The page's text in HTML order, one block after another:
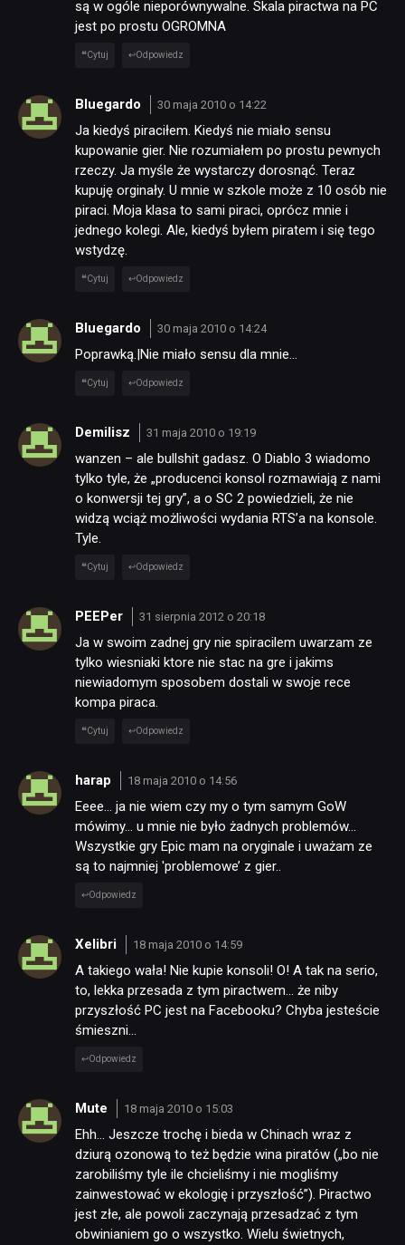
są w ogóle nieporównywalne. Skala piractwa na PC
jest po prostu OGROMNA
Cytuj Odpowiedz
Bluegardo 30 maja 2010 o 14:22
Ja kiedyś piraciłem. Kiedyś nie miało sensu
kupowanie gier. Nie rozumiałem po prostu pewnych
rzeczy. Ja myśle że wystarczy dorosnąć. Teraz
kupuję orginały. U mnie w szkole może z 10 osób nie
piraci. Moja klasa to sami piraci, oprócz mnie i
jednego kolegi. Ale, kiedyś byłem piratem i się tego
wstydzę.
Cytuj Odpowiedz
Bluegardo 30 maja 2010 o 14:24
Poprawką.|Nie miało sensu dla mnie…
Cytuj Odpowiedz
Demilisz 31 maja 2010 o 19:19
wanzen – ale bullshit gadasz. O Diablo 3 wiadomo
tylko tyle, że „producenci konsol rozmawiają z nami
o konwersji tej gry”, a o SC 2 powiedzieli, że nie
widzą wciąż możliwości wydania RTS’a na konsole.
Tyle.
Cytuj Odpowiedz
PEEPer 31 sierpnia 2012 o 20:18
Ja w swoim zadnej gry nie spiracilem uwarzam ze
tylko wiesniaki ktore nie stac na gre i jakims
niewiadomym sposobem dostali w swoje rece
kompa piraca.
Cytuj Odpowiedz
harap 18 maja 2010 o 14:56
Eeee… ja nie wiem czy my o tym samym GoW
mówimy… u mnie nie było żadnych problemów…
Wszystkie gry Epic mam na oryginale i uważam ze
są to najmniej 'problemowe’ z gier..
Odpowiedz
Xelibri 18 maja 2010 o 14:59
A takiego wała! Nie kupie konsoli! O! A tak na serio,
to, lekka przesada z tym piractwem… że niby
przyszłość PC jest na Facebooku? Chyba jesteście
śmieszni…
Odpowiedz
Mute 18 maja 2010 o 15:03
Ehh… Jeszcze trochę i bieda w Chinach wraz z
dziurą ozonową to też będzie wina piratów („bo nie
zarobiliśmy tyle ile chcieliśmy i nie mogliśmy
zainwestować w ekologię i przyszłość”). Piractwo
jest złe, ale powoli zaczynają przesadzać z tym
obwinianiem go o wszystko. Wielu świetnych,